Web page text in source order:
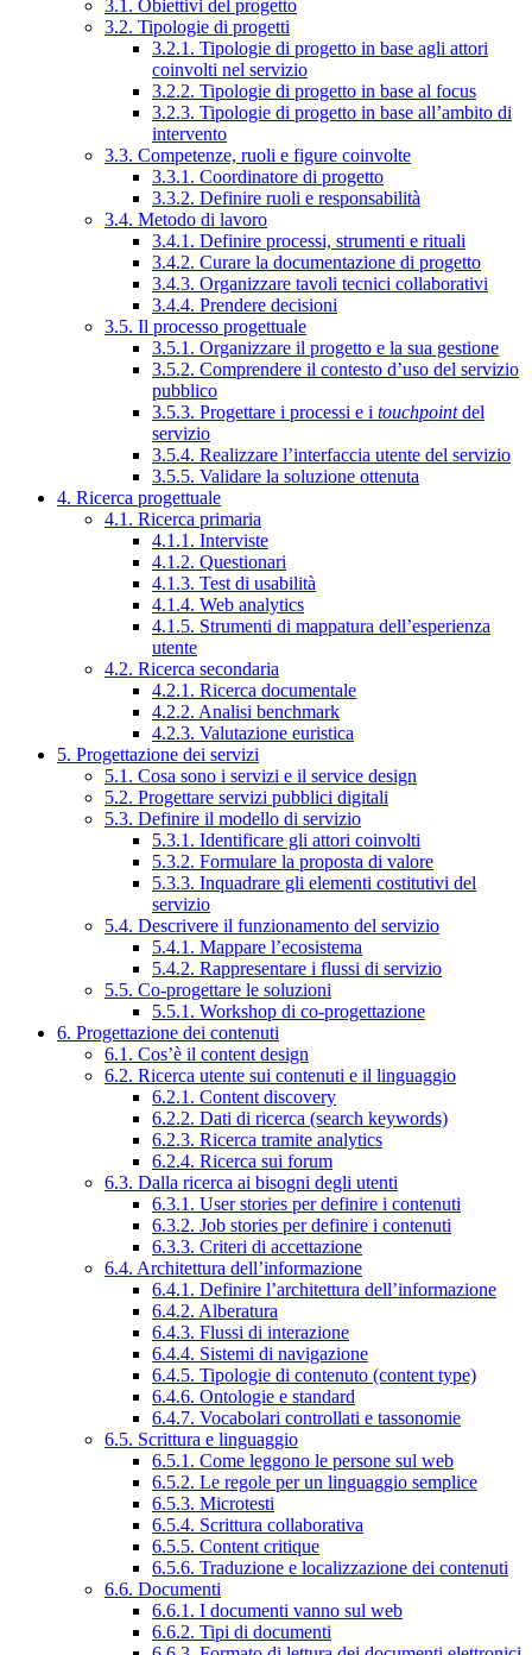
3.1. Obiettivi del progetto
3.2. Tipologie di progetti
3.2.1. Tipologie di progetto in base agli attori
coinvolti nel servizio
3.2.2. Tipologie di progetto in base al focus
3.2.3. Tipologie di progetto in base all’ambito di
intervento
3.3. Competenze, ruoli e figure coinvolte
3.3.1. Coordinatore di progetto
3.3.2. Definire ruoli e responsabilità
3.4. Metodo di lavoro
3.4.1. Definire processi, strumenti e rituali
3.4.2. Curare la documentazione di progetto
3.4.3. Organizzare tavoli tecnici collaborativi
3.4.4. Prendere decisioni
3.5. Il processo progettuale
3.5.1. Organizzare il progetto e la sua gestione
3.5.2. Comprendere il contesto d’uso del servizio
pubblico
3.5.3. Progettare i processi e i touchpointdel
servizio
3.5.4. Realizzare l’interfaccia utente del servizio
3.5.5. Validare la soluzione ottenuta
4. Ricerca progettuale
4.1. Ricerca primaria
4.1.1. Interviste
4.1.2. Questionari
4.1.3. Test di usabilità
4.1.4. Web analytics
4.1.5. Strumenti di mappatura dell’esperienza
utente
4.2. Ricerca secondaria
4.2.1. Ricerca documentale
4.2.2. Analisi benchmark
4.2.3. Valutazione euristica
5. Progettazione dei servizi
5.1. Cosa sono i servizi e il service design
5.2. Progettare servizi pubblici digitali
5.3. Definire il modello di servizio
5.3.1. Identificare gli attori coinvolti
5.3.2. Formulare la proposta di valore
5.3.3. Inquadrare gli elementi costitutivi del
servizio
5.4. Descrivere il funzionamento del servizio
5.4.1. Mappare l’ecosistema
5.4.2. Rappresentare i flussi di servizio
5.5. Co-progettare le soluzioni
5.5.1. Workshop di co-progettazione
6. Progettazione dei contenuti
6.1. Cos’è il content design
6.2. Ricerca utente sui contenuti e il linguaggio
6.2.1. Content discovery
6.2.2. Dati di ricerca (search keywords)
6.2.3. Ricerca tramite analytics
6.2.4. Ricerca sui forum
6.3. Dalla ricerca ai bisogni degli utenti
6.3.1. User stories per definire i contenuti
6.3.2. Job stories per definire i contenuti
6.3.3. Criteri di accettazione
6.4. Architettura dell’informazione
6.4.1. Definire l’architettura dell’informazione
6.4.2. Alberatura
6.4.3. Flussi di interazione
6.4.4. Sistemi di navigazione
6.4.5. Tipologie di contenuto (content type)
6.4.6. Ontologie e standard
6.4.7. Vocabolari controllati e tassonomie
6.5. Scrittura e linguaggio
6.5.1. Come leggono le persone sul web
6.5.2. Le regole per un linguaggio semplice
6.5.3. Microtesti
6.5.4. Scrittura collaborativa
6.5.5. Content critique
6.5.6. Traduzione e localizzazione dei contenuti
6.6. Documenti
6.6.1. I documenti vanno sul web
6.6.2. Tipi di documenti